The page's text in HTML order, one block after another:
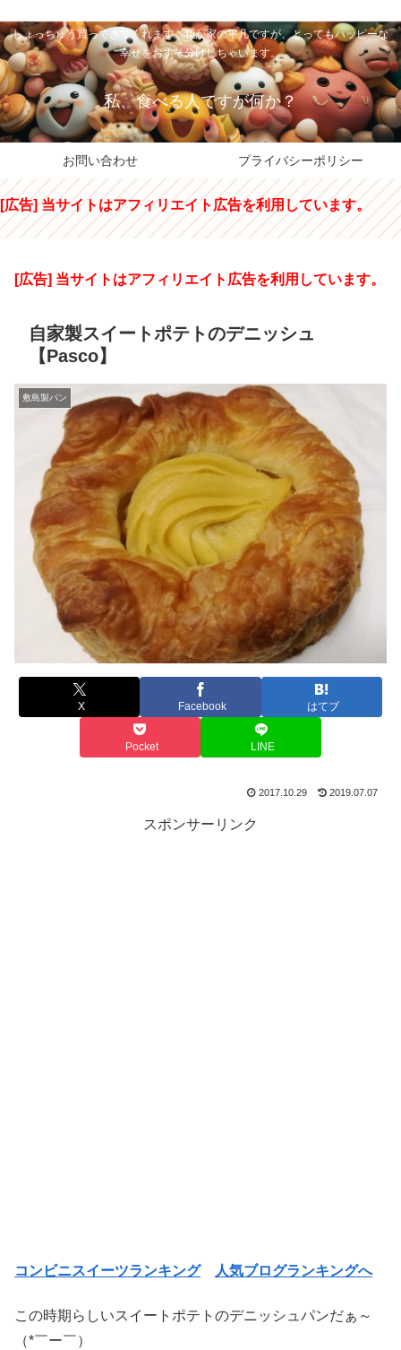
しょっちゅう買ってきてくれます。我が家の平凡ですが、とってもハッピーな
幸せをおすそ分けしちゃいます。
私、食べる人ですが何か？
お問い合わせ プライバシーポリシー
[広告] 当サイトはアフィリエイト広告を利用しています。
[広告] 当サイトはアフィリエイト広告を利用しています。
自家製スイートポテトのデニッシュ
【Pasco】
敷島製パン
X Facebook はてブ
Pocket LINE
2017.10.29 2019.07.07
スポンサーリンク
コンビニスイーツランキング 人気ブログランキングへ
この時期らしいスイートポテトのデニッシュパンだぁ～
（*￣ー￣）